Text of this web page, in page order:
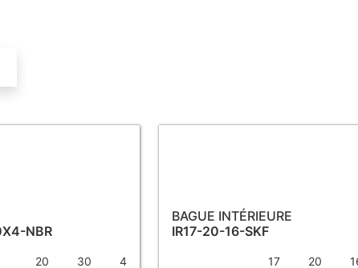
NBR
20 30 4
BAGUE INTÉRIEURE
IR17-20-16-SKF
17 20